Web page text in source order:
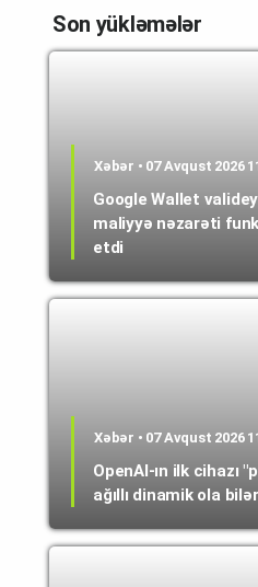
Son yükləmələr
Xəbər • 07 Avqust 2026
Google Wallet
maliyyə nəzarəti
etdi
Xəbər • 07 Avqust 2026
OpenAI-ın ilk cihazı
ağıllı dinamik ola bilər